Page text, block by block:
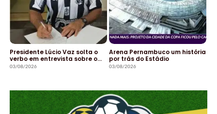
Presidente Lúcio Vaz solta o
verbo em entrevista sobre o…
03/08/2026
Arena Pernambuco um história
por trás do Estádio
03/08/2026